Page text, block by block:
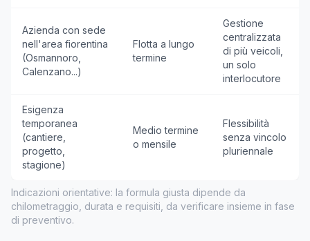
Azienda con sede
nell'area fiorentina
(Osmannoro,
Calenzano...)
Flotta a lungo
termine
Gestione
centralizzata
di più veicoli,
un solo
interlocutore
Esigenza
temporanea
(cantiere,
progetto,
stagione)
Medio termine
o mensile
Flessibilità
senza vincolo
pluriennale
Indicazioni orientative: la formula giusta dipende da
chilometraggio, durata e requisiti, da verificare insieme in fase
di preventivo.